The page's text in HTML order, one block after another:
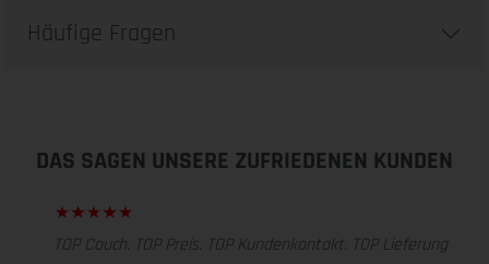
Häufige Fragen
DAS SAGEN UNSERE ZUFRIEDENEN KUNDEN
TOP Couch. TOP Preis. TOP Kundenkontakt. TOP Lieferung